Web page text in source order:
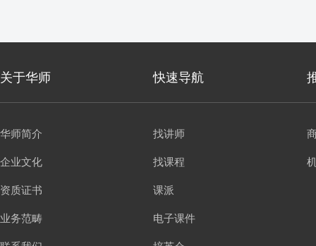
关于华师 快速导航
华师简介
企业文化
资质证书
业务范畴
找讲师
找课程
课派
电子课件